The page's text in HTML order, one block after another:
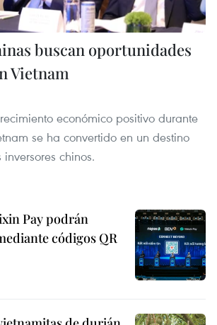
buscan oportunidades
Vietnam
económico positivo durante
se ha convertido en un destino
chinos.
Pay podrán
códigos QR